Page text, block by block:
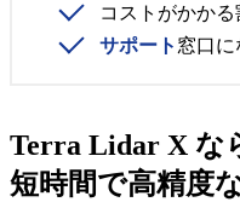
コストがかかる
サポート 窓口
Terra Lidar X な
短時間で高精度